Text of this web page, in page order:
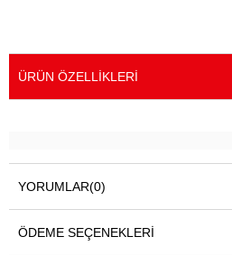
ÜRÜN ÖZELLIKLERI
YORUMLAR(0)
ÖDEME SEÇENEKLERI